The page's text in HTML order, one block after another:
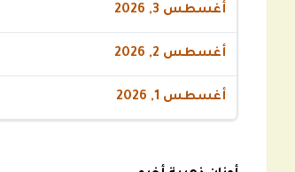
أغسطس 3, 2026
أغسطس 2, 2026
أغسطس 1, 2026